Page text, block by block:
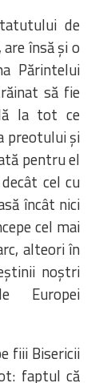
de
însă și o
Părintelui
să fie
la tot ce
preotului și
pentru el
cel cu
încât nici
cel mai
alteori în
noștri
Europei
fiii Bisericii
faptul că